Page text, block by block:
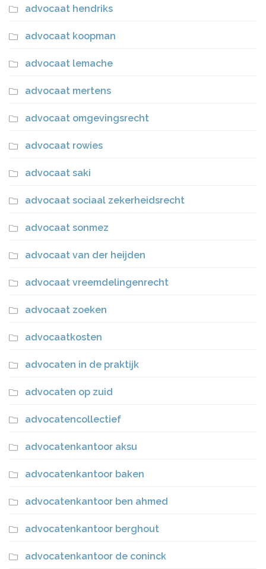
advocaat hendriks
advocaat koopman
advocaat lemache
advocaat mertens
advocaat omgevingsrecht
advocaat rowies
advocaat saki
advocaat sociaal zekerheidsrecht
advocaat sonmez
advocaat van der heijden
advocaat vreemdelingenrecht
advocaat zoeken
advocaatkosten
advocaten in de praktijk
advocaten op zuid
advocatencollectief
advocatenkantoor aksu
advocatenkantoor baken
advocatenkantoor ben ahmed
advocatenkantoor berghout
advocatenkantoor de coninck